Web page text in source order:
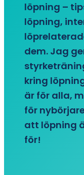
löpning –
löpning,
dem. Jag
kring
är för alla,
för
att löpning
för!